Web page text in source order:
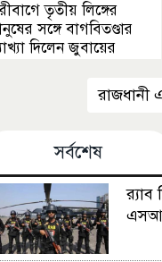
তৃতীয় লিঙ্গের
সঙ্গে বাগবিতণ্ডার
দিলেন জুবায়ের
সর্বশেষ